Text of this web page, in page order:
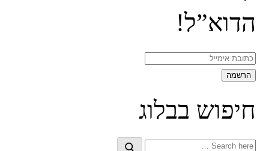
הדוא”ל!
חיפוש בבלוג
Search
Search